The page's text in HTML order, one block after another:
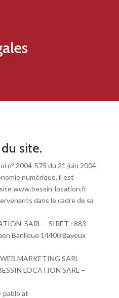
site.
n° 2004-575 du 21 juin 2004
numérique, il est
www.bessin-location.fr
dans le cadre de sa
SARL – SIRET : 883
Banlieue 14400 Bayeux
MARKETING SARL
LOCATION SARL –
pablo at